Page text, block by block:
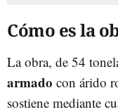
Cómo es la
La obra, de 54
armado con árido
sostiene mediante